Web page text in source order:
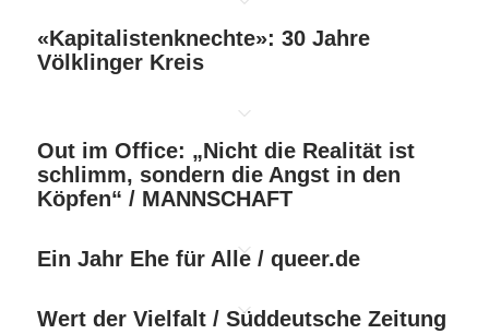
«Kapitalistenknechte»: 30 Jahre
Völklinger Kreis
Out im Office: „Nicht die Realität ist
schlimm, sondern die Angst in den
Köpfen“ / MANNSCHAFT
Ein Jahr Ehe für Alle / queer.de
Wert der Vielfalt / Süddeutsche Zeitung